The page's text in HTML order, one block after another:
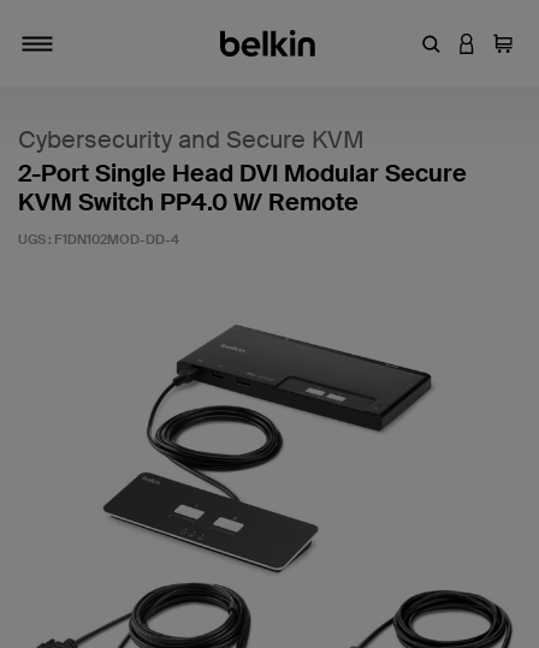
Entrez un
Cybersecurity and Secure KVM
2-Port Single Head DVI Modular Secure
KVM Switch PP4.0 W/ Remote
UGS : F1DN102MOD-DD-4